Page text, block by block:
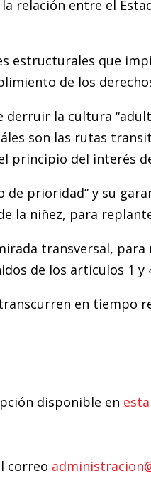
relación entre el
estructurales que
de los
derruir la cultura
son las rutas
principio del interés
de prioridad” y su
la niñez, para
transversal,
de los artículos 1 y
en tiempo
disponible en
correo administracion